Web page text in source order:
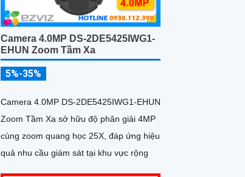
Camera 4.0MP DS-2DE5425IWG1-
EHUN Zoom Tầm Xa
5%-35%
Camera 4.0MP DS-2DE5425IWG1-EHUN
Zoom Tầm Xa sở hữu độ phân giải 4MP
cùng zoom quang học 25X, đáp ứng hiệu
quả nhu cầu giám sát tại khu vực rộng